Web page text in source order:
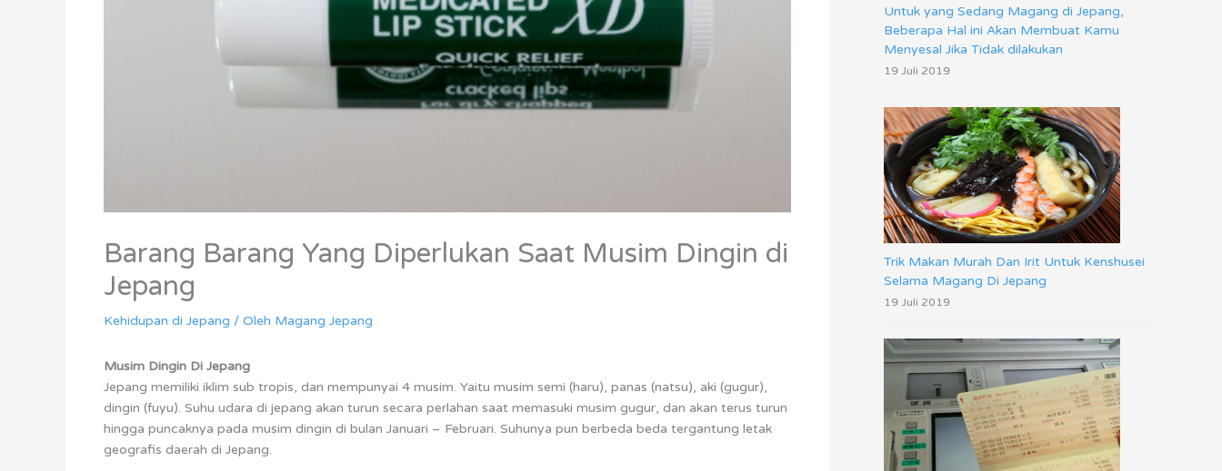
Barang Barang Yang Diperlukan Saat Musim Dingin di
Jepang
Kehidupan di Jepang / Oleh Magang Jepang
Musim Dingin Di Jepang
Jepang memiliki iklim sub tropis, dan mempunyai 4 musim. Yaitu musim semi (haru), panas (natsu), aki (gugur),
dingin (fuyu). Suhu udara di jepang akan turun secara perlahan saat memasuki musim gugur, dan akan terus turun
hingga puncaknya pada musim dingin di bulan Januari – Februari. Suhunya pun berbeda beda tergantung letak
geografis daerah di Jepang.
Untuk yang Sedang Magang di Jepang,
Beberapa Hal ini Akan Membuat Kamu
Menyesal Jika Tidak dilakukan
19 Juli 2019
Trik Makan Murah Dan Irit Untuk Kenshusei
Selama Magang Di Jepang
19 Juli 2019